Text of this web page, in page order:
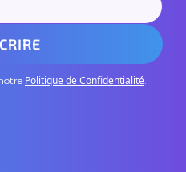
Politique de Confidentialité.